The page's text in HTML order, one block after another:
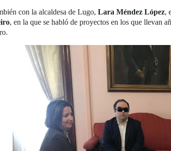
con la alcaldesa de Lugo, Lara Méndez López,
, en la que se habló de proyectos en los que llevan